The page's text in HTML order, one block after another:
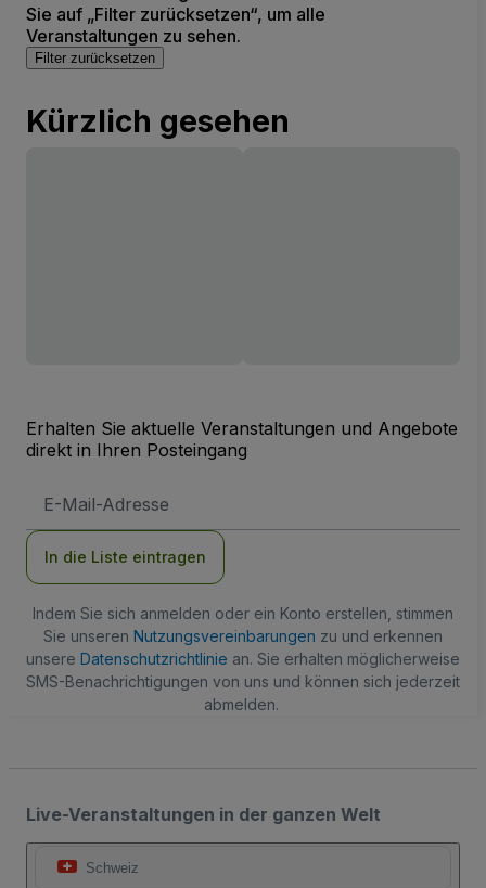
Sie auf „Filter zurücksetzen“, um alle
Veranstaltungen zu sehen.
Filter zurücksetzen
Kürzlich gesehen
Erhalten Sie aktuelle Veranstaltungen und Angebote
direkt in Ihren Posteingang
Mail-
In die Liste eintragen
Indem Sie sich anmelden oder ein Konto erstellen, stimmen
Sie unseren Nutzungsvereinbarungen zu und erkennen
unsere Datenschutzrichtlinie an. Sie erhalten möglicherweise
SMS-Benachrichtigungen von uns und können sich jederzeit
abmelden.
Live-Veranstaltungen in der ganzen Welt
Schweiz